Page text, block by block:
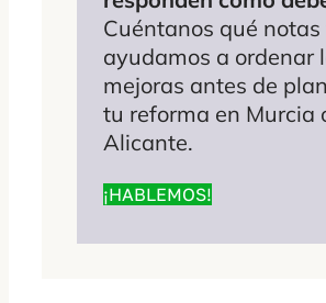
Cuéntanos qué notas
ayudamos a ordenar
mejoras antes de
tu reforma en Murcia
Alicante.
¡HABLEMOS!